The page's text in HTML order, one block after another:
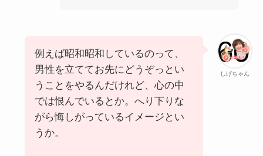
しげちゃん
例えば昭和昭和しているのって、
男性を立ててお先にどうぞっとい
うことをやるんだけれど、心の中
では恨んでいるとか。へり下りな
がら悔しがっているイメージとい
うか。